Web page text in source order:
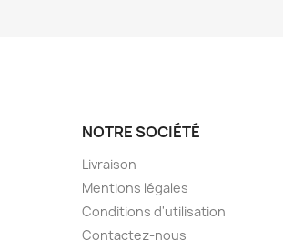
NOTRE SOCIÉTÉ
Livraison
Mentions légales
Conditions d'utilisation
Contactez-nous